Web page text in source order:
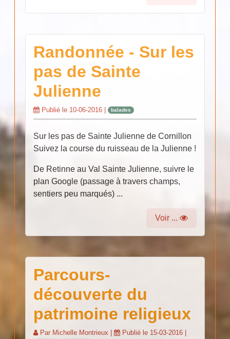
Randonnée - Sur les
pas de Sainte
Julienne
Publié le 10-06-2016 | balades
Sur les pas de Sainte Julienne de Cornillon
Suivez la course du ruisseau de la Julienne !
De Retinne au Val Sainte Julienne, suivre le
plan Google (passage à travers champs,
sentiers peu marqués) ...
Voir ...
Parcours-
découverte du
patrimoine religieux
Par Michelle Montrieux | Publié le 15-03-2016